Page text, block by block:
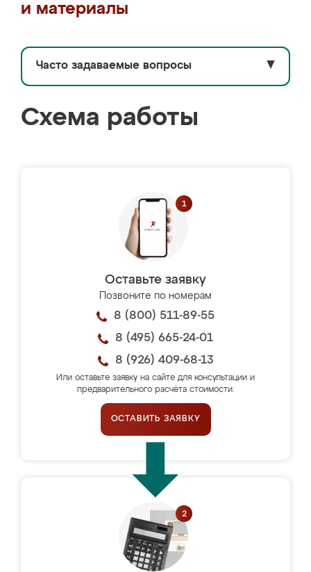
и материалы
Часто задаваемые вопросы ▼
Схема работы
Оставьте заявку
Позвоните по номерам
8 (800) 511-89-55
8 (495) 665-24-01
8 (926) 409-68-13
Или оставьте заявку на сайте для консультации и
предварительного расчёта стоимости.
ОСТАВИТЬ ЗАЯВКУ